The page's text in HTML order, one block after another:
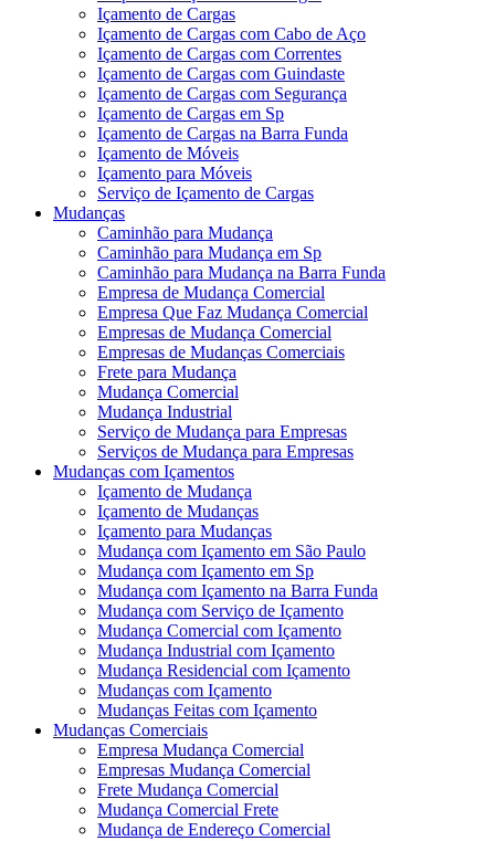
Içamento de Cargas
Içamento de Cargas com Cabo de Aço
Içamento de Cargas com Correntes
Içamento de Cargas com Guindaste
Içamento de Cargas com Segurança
Içamento de Cargas em Sp
Içamento de Cargas na Barra Funda
Içamento de Móveis
Içamento para Móveis
Serviço de Içamento de Cargas
Mudanças
Caminhão para Mudança
Caminhão para Mudança em Sp
Caminhão para Mudança na Barra Funda
Empresa de Mudança Comercial
Empresa Que Faz Mudança Comercial
Empresas de Mudança Comercial
Empresas de Mudanças Comerciais
Frete para Mudança
Mudança Comercial
Mudança Industrial
Serviço de Mudança para Empresas
Serviços de Mudança para Empresas
Mudanças com Içamentos
Içamento de Mudança
Içamento de Mudanças
Içamento para Mudanças
Mudança com Içamento em São Paulo
Mudança com Içamento em Sp
Mudança com Içamento na Barra Funda
Mudança com Serviço de Içamento
Mudança Comercial com Içamento
Mudança Industrial com Içamento
Mudança Residencial com Içamento
Mudanças com Içamento
Mudanças Feitas com Içamento
Mudanças Comerciais
Empresa Mudança Comercial
Empresas Mudança Comercial
Frete Mudança Comercial
Mudança Comercial Frete
Mudança de Endereço Comercial